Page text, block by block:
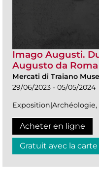
Imago Augusti.
Augusto da
Mercati di Traiano
29/06/2023 - 05/05/2024
Acheter en ligne
Gratuit avec la carte